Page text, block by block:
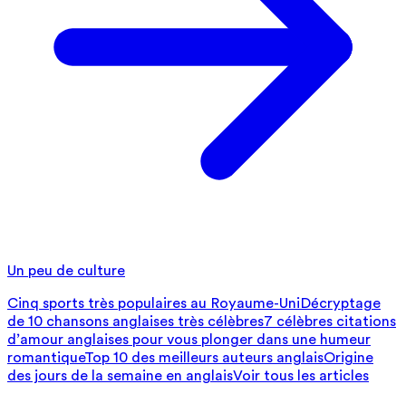
Un peu de culture
Cinq sports très populaires au Royaume-UniDécryptage
de 10 chansons anglaises très célèbres7 célèbres citations
d’amour anglaises pour vous plonger dans une humeur
romantiqueTop 10 des meilleurs auteurs anglaisOrigine
des jours de la semaine en anglaisVoir tous les articles